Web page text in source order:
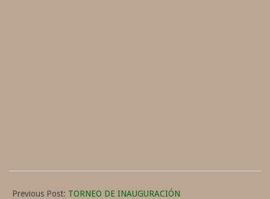
07-
Previous Post: TORNEO DE INAUGURACIÓN